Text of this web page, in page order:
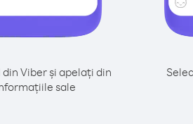
Viber și apelați din
sale